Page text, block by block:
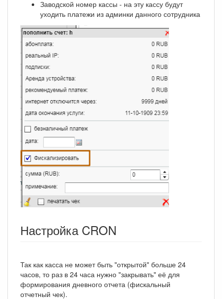
Заводской номер кассы - на эту кассу будут
уходить платежи из админки данного сотрудника
Настройка CRON
Так как касса не может быть "открытой" больше 24
часов, то раз в 24 часа нужно "закрывать" её для
формирования дневного отчета (фискальный
отчетный чек).